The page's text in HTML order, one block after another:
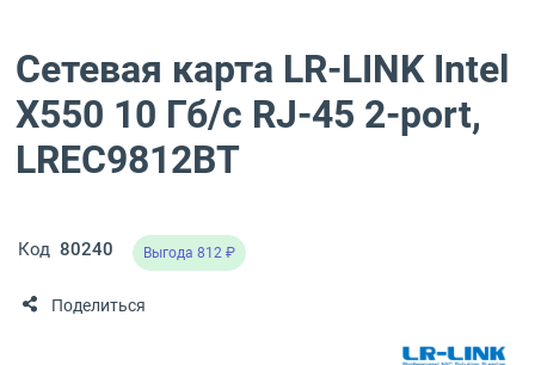
Сетевая карта LR-LINK Intel
X550 10 Гб/с RJ-45 2-port,
LREC9812BT
Код 80240 Выгода 812 ₽
Поделиться